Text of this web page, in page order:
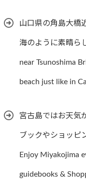
山口県の角島大橋
海のように素晴ら
near Tsunoshima
beach just like in
宮古島ではお天気
ブックやショッ
Enjoy Miyakojima
guidebooks &